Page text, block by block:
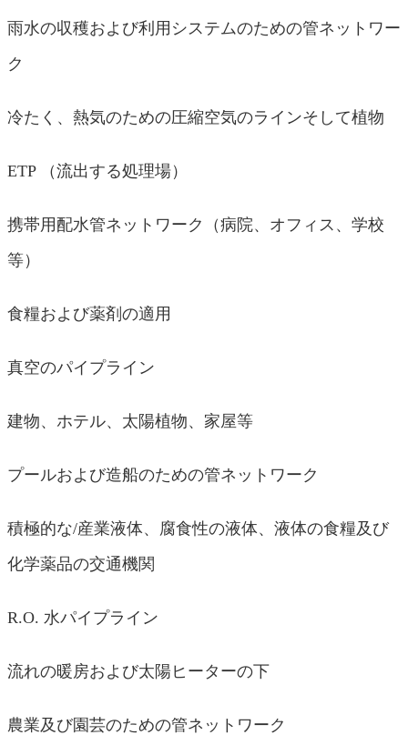
雨水の収穫および利用システムのための管ネットワー
ク
冷たく、熱気のための圧縮空気のラインそして植物
ETP （流出する処理場）
携帯用配水管ネットワーク（病院、オフィス、学校
等）
食糧および薬剤の適用
真空のパイプライン
建物、ホテル、太陽植物、家屋等
プールおよび造船のための管ネットワーク
積極的な/産業液体、腐食性の液体、液体の食糧及び
化学薬品の交通機関
R.O. 水パイプライン
流れの暖房および太陽ヒーターの下
農業及び園芸のための管ネットワーク